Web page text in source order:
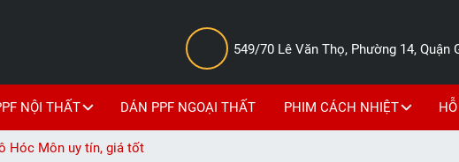
549/70 Lê Văn Thọ, Phường 14, Quận
NỘI THẤT DÁN PPF NGOẠI THẤT PHIM CÁCH NHIỆT
Hóc Môn uy tín, giá tốt